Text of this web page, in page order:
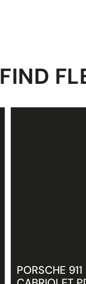
FIND
PORSCHE